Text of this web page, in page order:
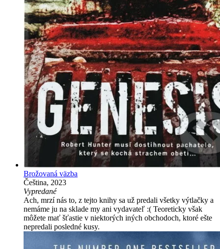
Brožovaná väzba
Čeština, 2023
Vypredané
Ach, mrzí nás to, z tejto knihy sa už predali všetky výtlačky a
nemáme ju na sklade my ani vydavateľ :( Teoreticky však
môžete mať šťastie v niektorých iných obchodoch, ktoré ešte
nepredali posledné kusy.